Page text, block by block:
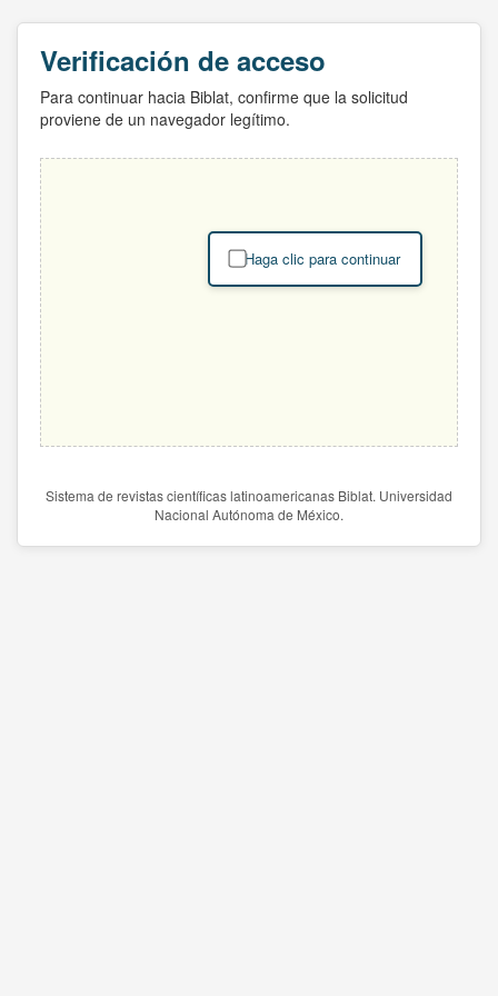
Verificación de acceso
Para continuar hacia Biblat, confirme que la solicitud
proviene de un navegador legítimo.
Haga clic para continuar
Sistema de revistas científicas latinoamericanas Biblat. Universidad
Nacional Autónoma de México.